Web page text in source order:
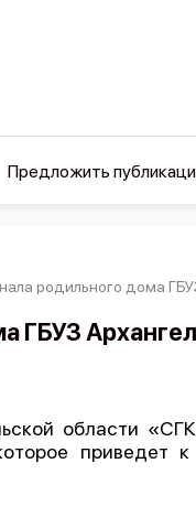
Предложить
родильного дома ГБУЗ
ГБУЗ
области
приведет